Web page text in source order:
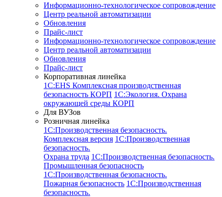
Информационно-технологическое сопровождение
Центр реальной автоматизации
Обновления
Прайс-лист
Информационно-технологическое сопровождение
Центр реальной автоматизации
Обновления
Прайс-лист
Корпоративная линейка
1С:EHS Комплексная производственная
безопасность КОРП 1С:Экология. Охрана
окружающей среды КОРП
Для ВУЗов
Розничная линейка
1C:Производственная безопасность.
Комплексная версия 1C:Производственная
безопасность.
Охрана труда 1C:Производственная безопасность.
Промышленная безопасность
1C:Производственная безопасность.
Пожарная безопасность 1C:Производственная
безопасность.